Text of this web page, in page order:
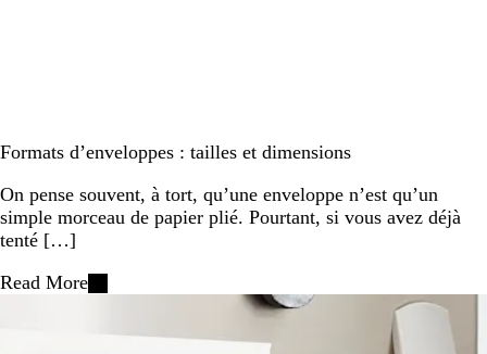
Formats d’enveloppes : tailles et dimensions
On pense souvent, à tort, qu’une enveloppe n’est qu’un
simple morceau de papier plié. Pourtant, si vous avez déjà
tenté […]
Read More